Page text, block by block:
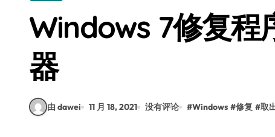
容器部署与编排优化：赋能高效运维
Windows 7修复程
器
由 dawei 11 月 18, 2021 没有评论 #Windows #修复 #取